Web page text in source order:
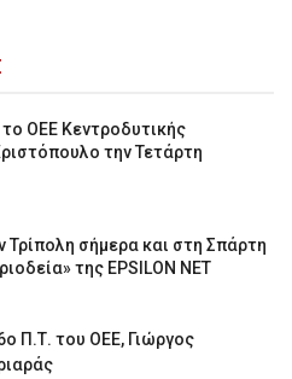
ΟΕΕ Κεντροδυτικής
την Τετάρτη
Τρίπολη σήμερα και στη Σπάρτη
της EPSILON NET
Π.Τ. του ΟΕΕ, Γιώργος